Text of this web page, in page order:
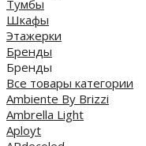
Тумбы
Шкафы
Этажерки
Бренды
Бренды
Все товары категории
Ambiente By Brizzi
Ambrella Light
Aployt